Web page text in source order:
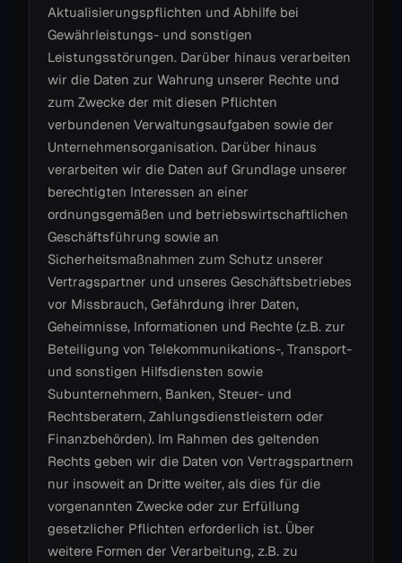
Aktualisierungspflichten und Abhilfe bei
Gewährleistungs- und sonstigen
Leistungsstörungen. Darüber hinaus verarbeiten
wir die Daten zur Wahrung unserer Rechte und
zum Zwecke der mit diesen Pflichten
verbundenen Verwaltungsaufgaben sowie der
Unternehmensorganisation. Darüber hinaus
verarbeiten wir die Daten auf Grundlage unserer
berechtigten Interessen an einer
ordnungsgemäßen und betriebswirtschaftlichen
Geschäftsführung sowie an
Sicherheitsmaßnahmen zum Schutz unserer
Vertragspartner und unseres Geschäftsbetriebes
vor Missbrauch, Gefährdung ihrer Daten,
Geheimnisse, Informationen und Rechte (z.B. zur
Beteiligung von Telekommunikations-, Transport-
und sonstigen Hilfsdiensten sowie
Subunternehmern, Banken, Steuer- und
Rechtsberatern, Zahlungsdienstleistern oder
Finanzbehörden). Im Rahmen des geltenden
Rechts geben wir die Daten von Vertragspartnern
nur insoweit an Dritte weiter, als dies für die
vorgenannten Zwecke oder zur Erfüllung
gesetzlicher Pflichten erforderlich ist. Über
weitere Formen der Verarbeitung, z.B. zu